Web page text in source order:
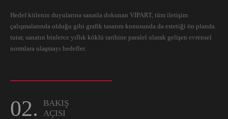
Hedef kitlenin duyularına sanatla dokunan VIPART, tüm iletişim
çalışmalarında olduğu gibi grafik tasarım konusunda da estetiği ön planda
tutar, sanatın binlerce yıllık köklü tarihine paralel olarak gelişen evrensel
normlara ulaşmayı hedefler.
02.
BAKIŞ
AÇISI